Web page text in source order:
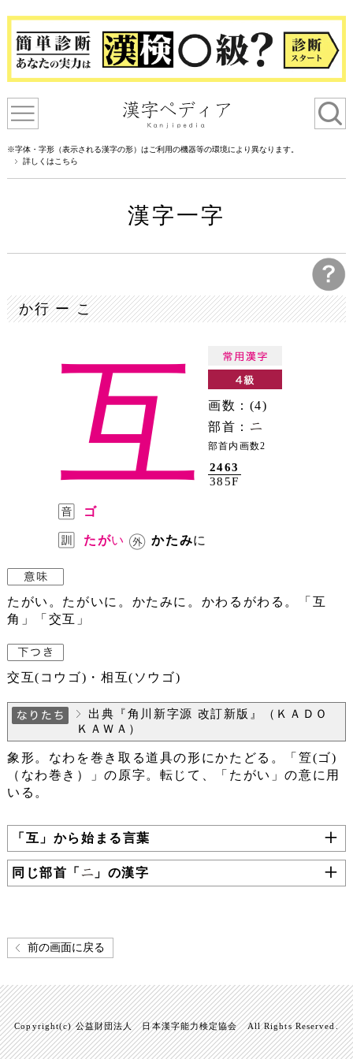
※字体・字形（表示される漢字の形）はご利用の機器等の環境により異なります。
詳しくはこちら
漢字一字
か行 ー こ
互
画数：(4)
部首：
部首内画数2
2463
385F
ゴ
たがい かたみに
たがい。たがいに。かたみに。かわるがわる。「互
角」「交互」
交互(コウゴ)・相互(ソウゴ)
出典『角川新字源 改訂新版』（ＫＡＤＯ
ＫＡＷＡ）
象形。なわを巻き取る道具の形にかたどる。「䇘(ゴ)
（なわ巻き）」の原字。転じて、「たがい」の意に用
いる。
「互」から始まる言葉
同じ部首「 」の漢字
前の画面に戻る
Copyright(c) 公益財団法人 日本漢字能力検定協会 All Rights Reserved.